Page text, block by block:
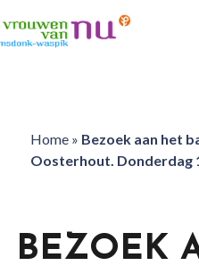
Home» Bezoek aan het
Oosterhout. Donderdag
BEZOEK